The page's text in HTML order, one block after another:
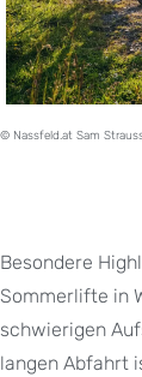
© Nassfeld.at Sam
Besondere
Sommerlifte in
schwierigen
langen Abfahrt